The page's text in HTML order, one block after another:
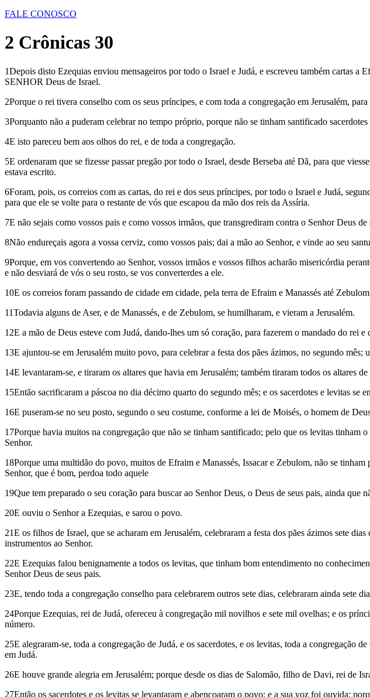
FALE CONOSCO
2 Crônicas 30
1Depois disto Ezequias enviou mensageiros por todo o Israel e Judá, e escreveu também cartas a
SENHOR Deus de Israel.
2Porque o rei tivera conselho com os seus príncipes, e com toda a congregação em Jerusalém,
3Porquanto não a puderam celebrar no tempo próprio, porque não se tinham santificado
4E isto pareceu bem aos olhos do rei, e de toda a congregação.
5E ordenaram que se fizesse passar pregão por todo o Israel, desde Berseba até Dã, para que
estava escrito.
6Foram, pois, os correios com as cartas, do rei e dos seus príncipes, por todo o Israel e Judá,
para que ele se volte para o restante de vós que escapou da mão dos reis da Assíria.
7E não sejais como vossos pais e como vossos irmãos, que transgrediram contra o Senhor Deus
8Não endureçais agora a vossa cerviz, como vossos pais; dai a mão ao Senhor, e vinde ao seu
9Porque, em vos convertendo ao Senhor, vossos irmãos e vossos filhos acharão misericórdia
e não desviará de vós o seu rosto, se vos converterdes a ele.
10E os correios foram passando de cidade em cidade, pela terra de Efraim e Manassés até
11Todavia alguns de Aser, e de Manassés, e de Zebulom, se humilharam, e vieram a Jerusalém.
12E a mão de Deus esteve com Judá, dando-lhes um só coração, para fazerem o mandado do rei
13E ajuntou-se em Jerusalém muito povo, para celebrar a festa dos pães ázimos, no segundo mês;
14E levantaram-se, e tiraram os altares que havia em Jerusalém; também tiraram todos os altares
15Então sacrificaram a páscoa no dia décimo quarto do segundo mês; e os sacerdotes e levitas se
16E puseram-se no seu posto, segundo o seu costume, conforme a lei de Moisés, o homem de
17Porque havia muitos na congregação que não se tinham santificado; pelo que os levitas tinham
Senhor.
18Porque uma multidão do povo, muitos de Efraim e Manassés, Issacar e Zebulom, não se
Senhor, que é bom, perdoa todo aquele
19Que tem preparado o seu coração para buscar ao Senhor Deus, o Deus de seus pais, ainda que
20E ouviu o Senhor a Ezequias, e sarou o povo.
21E os filhos de Israel, que se acharam em Jerusalém, celebraram a festa dos pães ázimos sete
instrumentos ao Senhor.
22E Ezequias falou benignamente a todos os levitas, que tinham bom entendimento no
Senhor Deus de seus pais.
23E, tendo toda a congregação conselho para celebrarem outros sete dias, celebraram ainda sete
24Porque Ezequias, rei de Judá, ofereceu à congregação mil novilhos e sete mil ovelhas; e os
número.
25E alegraram-se, toda a congregação de Judá, e os sacerdotes, e os levitas, toda a congregação
em Judá.
26E houve grande alegria em Jerusalém; porque desde os dias de Salomão, filho de Davi, rei de
27Então os sacerdotes e os levitas se levantaram e abençoaram o povo; e a sua voz foi ouvida;